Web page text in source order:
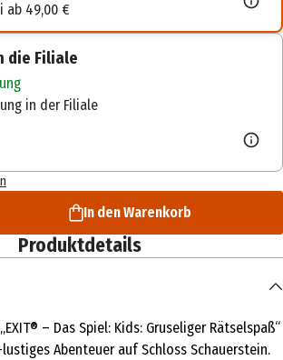
ab 49,00 €
die Filiale
in der Filiale
In den Warenkorb
Produktdetails
– Das Spiel: Kids: Gruseliger Rätselspaß“
Abenteuer auf Schloss Schauerstein.